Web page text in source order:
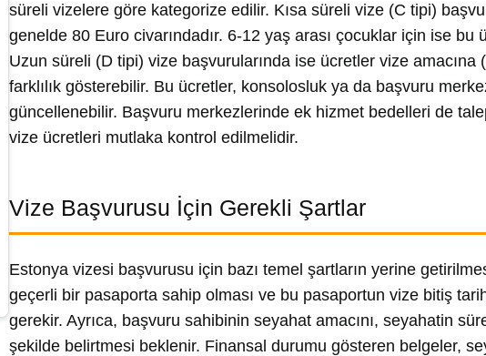
süreli vizelere göre kategorize edilir. Kısa süreli vize (C tipi)
genelde 80 Euro civarındadır. 6-12 yaş arası çocuklar için ise bu
Uzun süreli (D tipi) vize başvurularında ise ücretler vize
farklılık gösterebilir. Bu ücretler, konsolosluk ya da başvuru
güncellenebilir. Başvuru merkezlerinde ek hizmet bedelleri de
vize ücretleri mutlaka kontrol edilmelidir.
Vize Başvurusu İçin Gerekli Şartlar
Estonya vizesi başvurusu için bazı temel şartların yerine
geçerli bir pasaporta sahip olması ve bu pasaportun vize bitiş
gerekir. Ayrıca, başvuru sahibinin seyahat amacını, seyahatin
şekilde belirtmesi beklenir. Finansal durumu gösteren belgeler,